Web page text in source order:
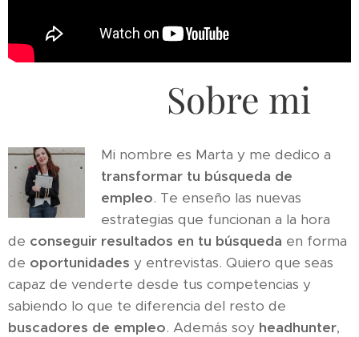
Sobre mi
Mi nombre es Marta y me dedico a
transformar tu búsqueda de
empleo. Te enseño las nuevas
estrategias que funcionan a la hora
de conseguir resultados en tu búsqueda en forma
de oportunidades y entrevistas. Quiero que seas
capaz de venderte desde tus competencias y
sabiendo lo que te diferencia del resto de
buscadores de empleo. Además soy headhunter,